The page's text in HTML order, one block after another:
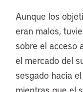
Aunque los
eran malos,
sobre el acceso
el mercado del
sesgado hacia